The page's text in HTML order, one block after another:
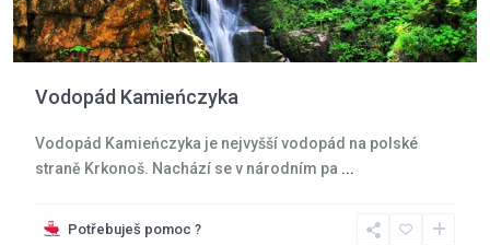
Vodopád Kamieńczyka
Vodopád Kamieńczyka je nejvyšší vodopád na polské
straně Krkonoš. Nachází se v národním pa ...
Potřebuješ pomoc ?
Krkonoše,